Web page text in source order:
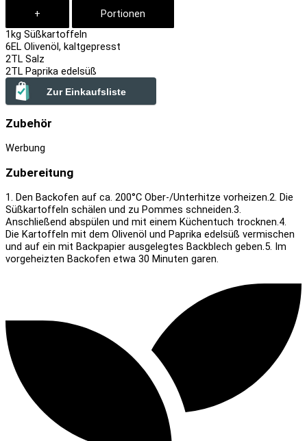
1kg Süßkartoffeln
6EL Olivenöl, kaltgepresst
2TL Salz
2TL Paprika edelsüß
Zur Einkaufsliste
Zubehör
Werbung
Zubereitung
1. Den Backofen auf ca. 200°C Ober-/Unterhitze vorheizen.2. Die
Süßkartoffeln schälen und zu Pommes schneiden.3.
Anschließend abspülen und mit einem Küchentuch trocknen.4.
Die Kartoffeln mit dem Olivenöl und Paprika edelsüß vermischen
und auf ein mit Backpapier ausgelegtes Backblech geben.5. Im
vorgeheizten Backofen etwa 30 Minuten garen.